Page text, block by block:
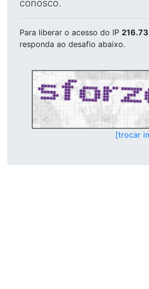
conosco.
Para liberar o acesso do IP
responda ao desafio abaixo.
[trocar